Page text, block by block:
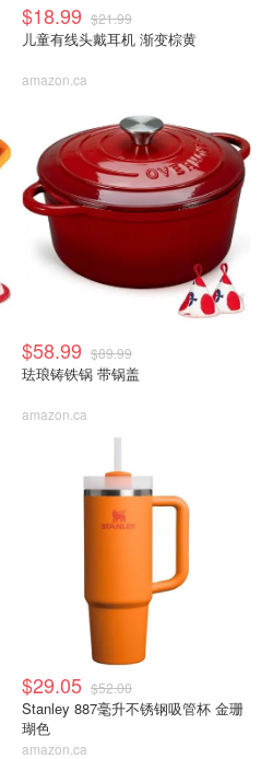
$18.99 $21.99
儿童有线头戴耳机 渐变棕黄
amazon.ca
$58.99 $89.99
珐琅铸铁锅 带锅盖
amazon.ca
$29.05 $52.00
Stanley 887毫升不锈钢吸管杯 金珊
瑚色
amazon.ca